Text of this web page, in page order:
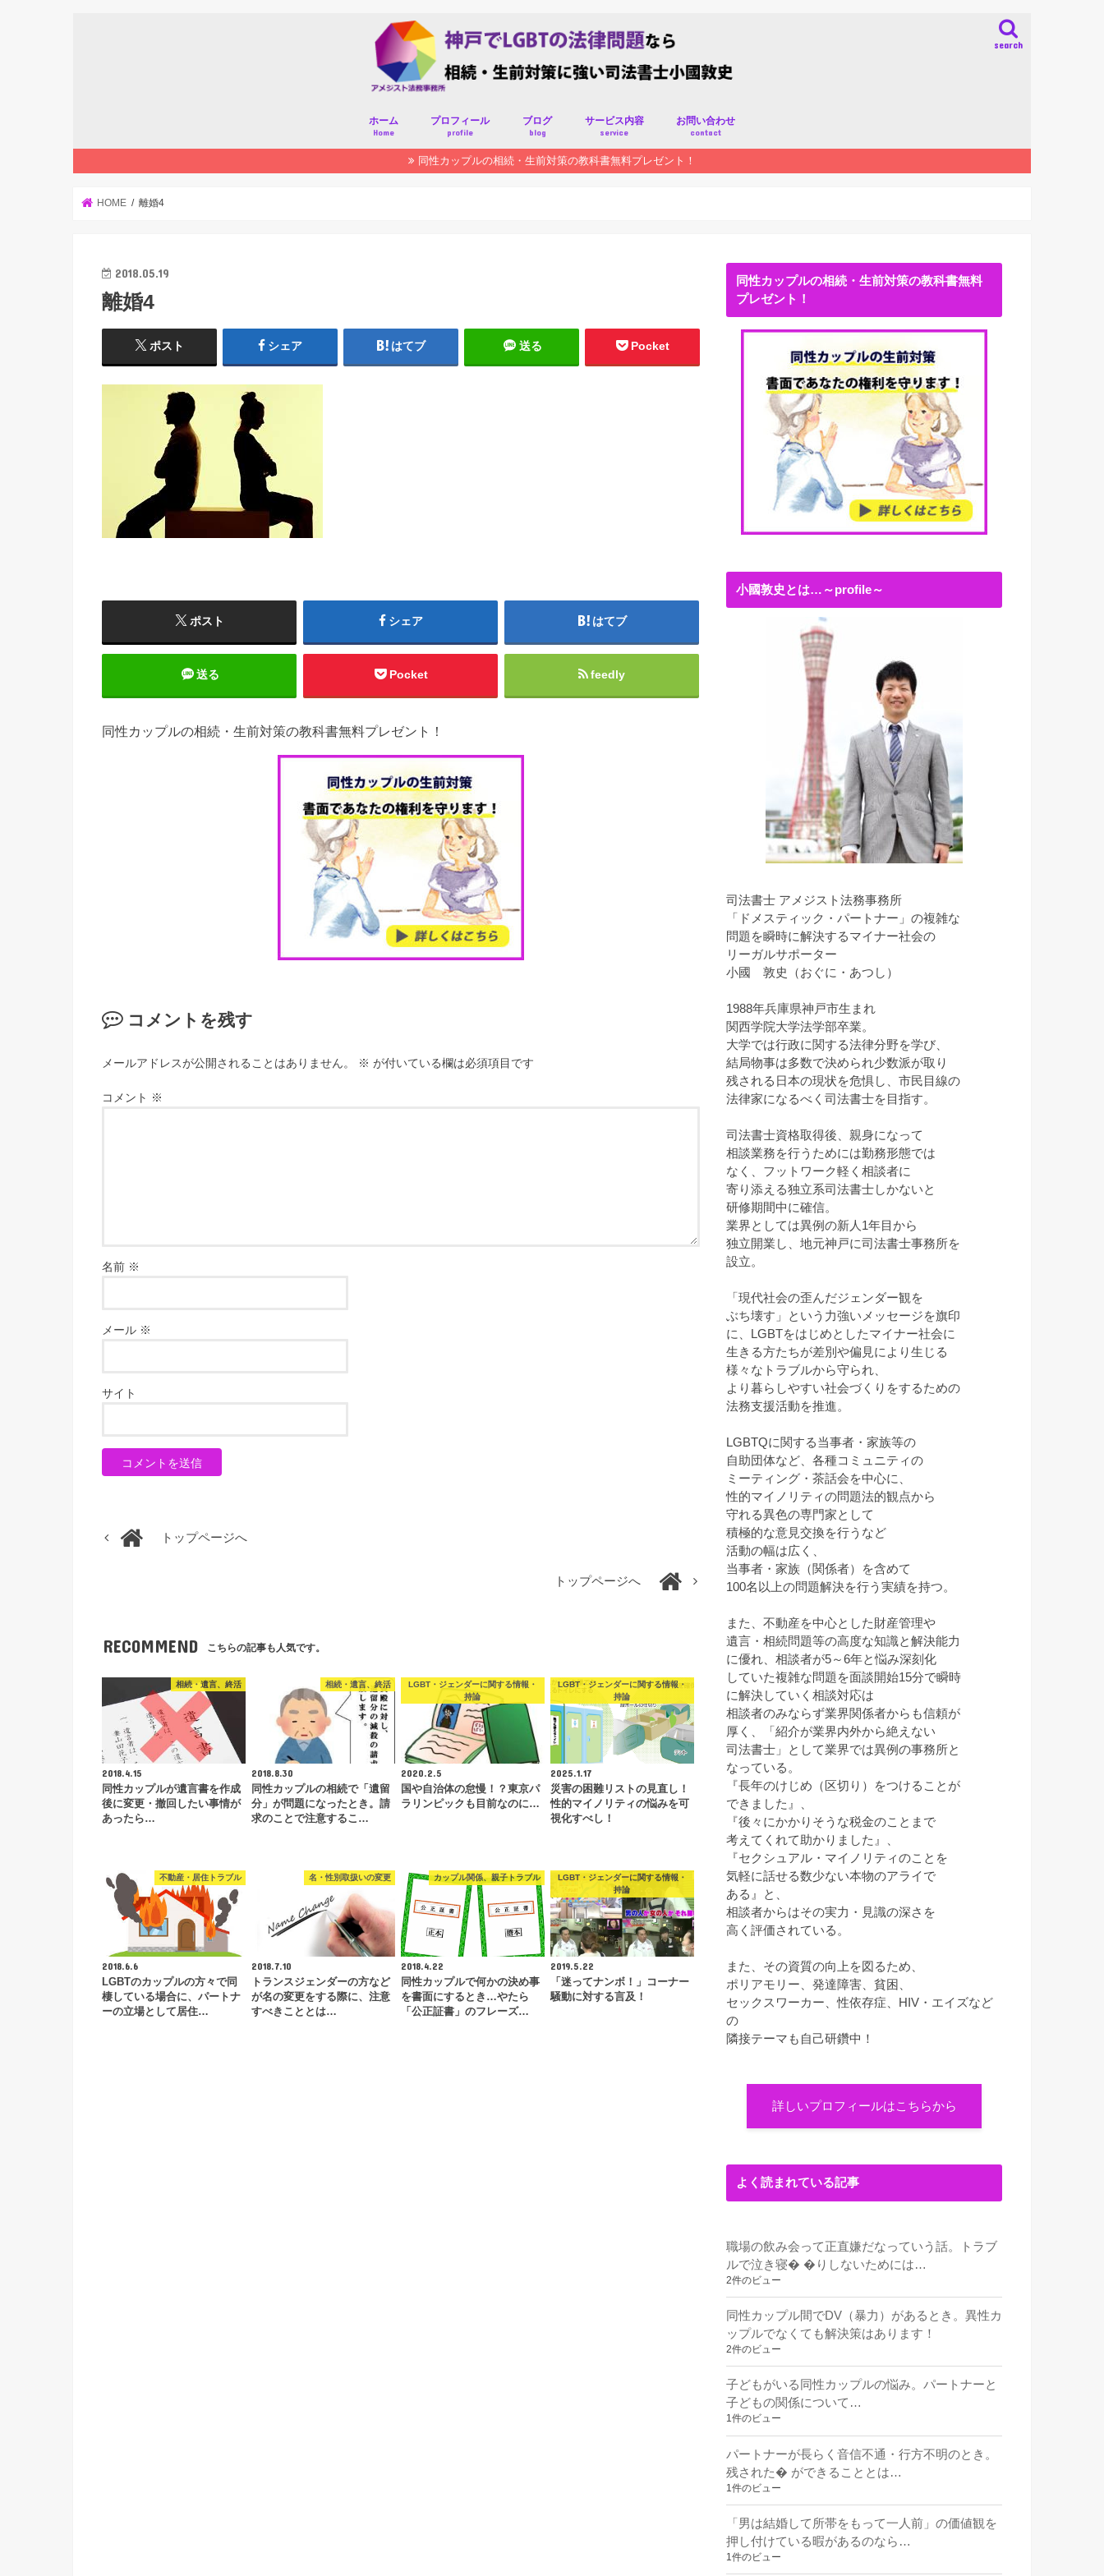
search
ホーム
Home
プロフィール
profile
ブログ
blog
サービス内容
service
お問い合わせ
contact
同性カップルの相続・生前対策の教科書無料プレゼント！
HOME 離婚4
2018.05.19
離婚4
ポスト シェア はてブ 送る Pocket
ポスト シェア はてブ
送る Pocket feedly
同性カップルの相続・生前対策の教科書無料プレゼント！
コメントを残す
メールアドレスが公開されることはありません。 ※ が付いている欄は必須項目です
コメント ※
名前 ※
メール ※
サイト
トップページへ
トップページへ
RECOMMEND こちらの記事も人気です。
相続・遺言、終活
2018.4.15
同性カップルが遺言書を作成
後に変更・撤回したい事情が
あったら…
相続・遺言、終活
2018.8.30
同性カップルの相続で「遺留
分」が問題になったとき。請
求のことで注意するこ…
LGBT・ジェンダーに関する情報・
持論
2020.2.5
国や自治体の怠慢！？東京パ
ラリンピックも目前なのに…
LGBT・ジェンダーに関する情報・
持論
2025.1.17
災害の困難リストの見直し！
性的マイノリティの悩みを可
視化すべし！
不動産・居住トラブル
2018.6.6
LGBTのカップルの方々で同
棲している場合に、パートナ
ーの立場として居住…
名・性別取扱いの変更
2018.7.10
トランスジェンダーの方など
が名の変更をする際に、注意
すべきこととは…
カップル関係、親子トラブル
2018.4.22
同性カップルで何かの決め事
を書面にするとき…やたら
「公正証書」のフレーズ…
LGBT・ジェンダーに関する情報・
持論
2019.5.22
「迷ってナンボ！」コーナー
騒動に対する言及！
同性カップルの相続・生前対策の教科書無料
プレゼント！
小國敦史とは…～profile～
司法書士 アメジスト法務事務所
「ドメスティック・パートナー」の複雑な
問題を瞬時に解決するマイナー社会の
リーガルサポーター
小國 敦史（おぐに・あつし）
1988年兵庫県神戸市生まれ
関西学院大学法学部卒業。
大学では行政に関する法律分野を学び、
結局物事は多数で決められ少数派が取り
残される日本の現状を危惧し、市民目線の
法律家になるべく司法書士を目指す。
司法書士資格取得後、親身になって
相談業務を行うためには勤務形態では
なく、フットワーク軽く相談者に
寄り添える独立系司法書士しかないと
研修期間中に確信。
業界としては異例の新人1年目から
独立開業し、地元神戸に司法書士事務所を
設立。
「現代社会の歪んだジェンダー観を
ぶち壊す」という力強いメッセージを旗印
に、LGBTをはじめとしたマイナー社会に
生きる方たちが差別や偏見により生じる
様々なトラブルから守られ、
より暮らしやすい社会づくりをするための
法務支援活動を推進。
LGBTQに関する当事者・家族等の
自助団体など、各種コミュニティの
ミーティング・茶話会を中心に、
性的マイノリティの問題法的観点から
守れる異色の専門家として
積極的な意見交換を行うなど
活動の幅は広く、
当事者・家族（関係者）を含めて
100名以上の問題解決を行う実績を持つ。
また、不動産を中心とした財産管理や
遺言・相続問題等の高度な知識と解決能力
に優れ、相談者が5～6年と悩み深刻化
していた複雑な問題を面談開始15分で瞬時
に解決していく相談対応は
相談者のみならず業界関係者からも信頼が
厚く、「紹介が業界内外から絶えない
司法書士」として業界では異例の事務所と
なっている。
『長年のけじめ（区切り）をつけることが
できました』、
『後々にかかりそうな税金のことまで
考えてくれて助かりました』、
『セクシュアル・マイノリティのことを
気軽に話せる数少ない本物のアライで
ある』と、
相談者からはその実力・見識の深さを
高く評価されている。
また、その資質の向上を図るため、
ポリアモリー、発達障害、貧困、
セックスワーカー、性依存症、HIV・エイズなど
の
隣接テーマも自己研鑽中！
詳しいプロフィールはこちらから
よく読まれている記事
職場の飲み会って正直嫌だなっていう話。トラブ
ルで泣き寝� �りしないためには…
2件のビュー
同性カップル間でDV（暴力）があるとき。異性カ
ップルでなくても解決策はあります！
2件のビュー
子どもがいる同性カップルの悩み。パートナーと
子どもの関係について…
1件のビュー
パートナーが長らく音信不通・行方不明のとき。
残された� ができることとは…
1件のビュー
「男は結婚して所帯をもって一人前」の価値観を
押し付けている暇があるのなら…
1件のビュー